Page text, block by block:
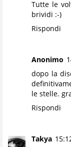
Tutte le
brividi :-)
Rispondi
Anonimo
dopo la
le stelle.
Rispondi
Takya